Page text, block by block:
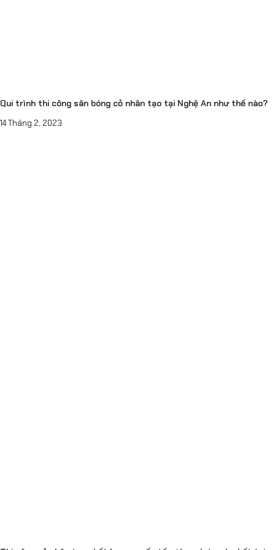
Qui trình thi công sân bóng cỏ nhân tạo tại Nghệ An như thế nào?
14 Tháng 2, 2023